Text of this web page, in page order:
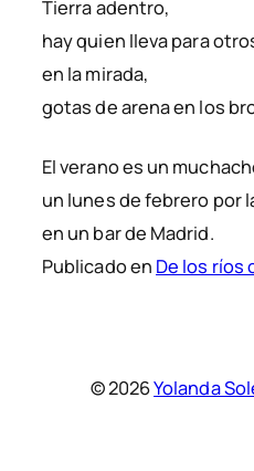
Tierra adentro,
hay quien lleva para
en la mirada,
gotas de arena en los
El verano es un
un lunes de febrero por
en un bar de Madrid.
Publicado en De los ríos
© 2026Yolanda